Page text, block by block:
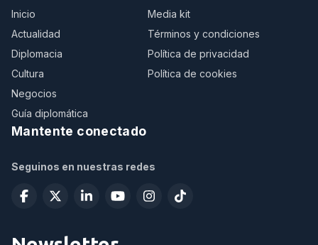
Inicio
Actualidad
Diplomacia
Cultura
Negocios
Guía diplomática
Media kit
Términos y condiciones
Política de privacidad
Política de cookies
Mantente conectado
Seguinos en nuestras redes